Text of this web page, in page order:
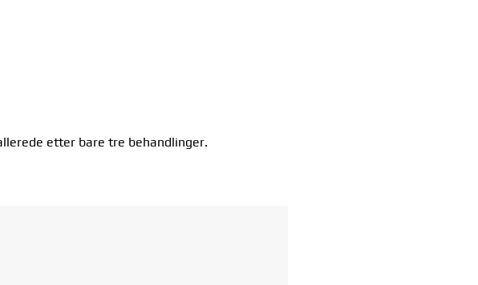
etter bare tre behandlinger.